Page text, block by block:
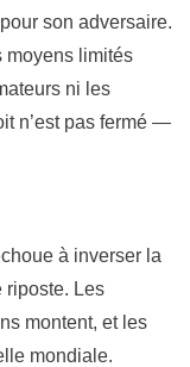
son adversaire.
moyens limités
ni les
n’est pas fermé —
à inverser la
riposte. Les
montent, et les
mondiale.